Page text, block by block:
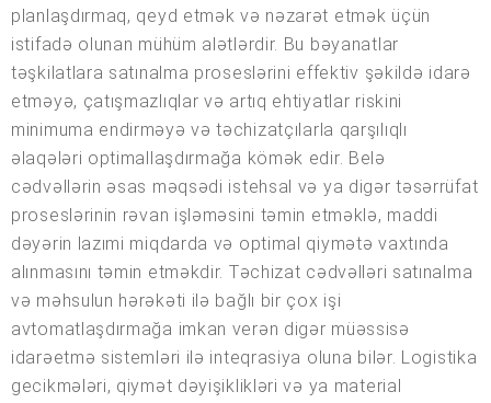
planlaşdırmaq, qeyd etmək və nəzarət etmək üçün
istifadə olunan mühüm alətlərdir. Bu bəyanatlar
təşkilatlara satınalma proseslərini effektiv şəkildə idarə
etməyə, çatışmazlıqlar və artıq ehtiyatlar riskini
minimuma endirməyə və təchizatçılarla qarşılıqlı
əlaqələri optimallaşdırmağa kömək edir. Belə
cədvəllərin əsas məqsədi istehsal və ya digər təsərrüfat
proseslərinin rəvan işləməsini təmin etməklə, maddi
dəyərin lazımi miqdarda və optimal qiymətə vaxtında
alınmasını təmin etməkdir. Təchizat cədvəlləri satınalma
və məhsulun hərəkəti ilə bağlı bir çox işi
avtomatlaşdırmağa imkan verən digər müəssisə
idarəetmə sistemləri ilə inteqrasiya oluna bilər. Logistika
gecikmələri, qiymət dəyişiklikləri və ya material